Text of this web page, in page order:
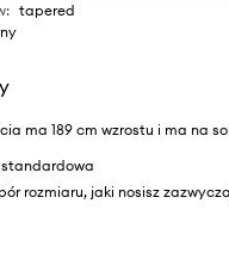
: tapered
ma 189 cm wzrostu i ma na
standardowa
rozmiaru, jaki nosisz